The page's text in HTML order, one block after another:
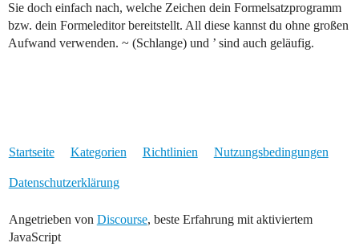
Sie doch einfach nach, welche Zeichen dein Formelsatzprogramm
bzw. dein Formeleditor bereitstellt. All diese kannst du ohne großen
Aufwand verwenden. ~ (Schlange) und ’ sind auch geläufig.
Startseite Kategorien Richtlinien Nutzungsbedingungen
Datenschutzerklärung
Angetrieben von Discourse, beste Erfahrung mit aktiviertem
JavaScript